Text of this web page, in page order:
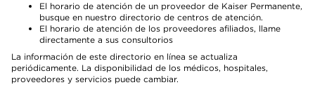
El horario de atención de un proveedor de Kaiser Permanente,
busque en nuestro directorio de centros de atención.
El horario de atención de los proveedores afiliados, llame
directamente a sus consultorios
La información de este directorio en línea se actualiza
periódicamente. La disponibilidad de los médicos, hospitales,
proveedores y servicios puede cambiar.